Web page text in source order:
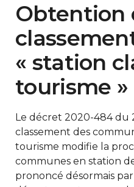
Obtention
« station
tourisme »
Le décret 2020-484 du
classement des
tourisme modifie la
communes en station
prononcé désormais